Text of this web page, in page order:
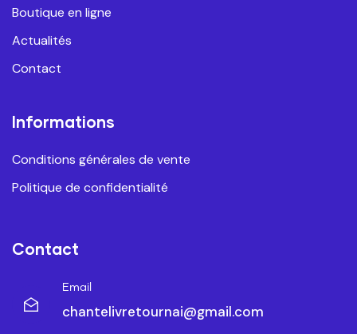
Boutique en ligne
Actualités
Contact
Informations
Conditions générales de vente
Politique de confidentialité
Contact
Email
chantelivretournai@gmail.com